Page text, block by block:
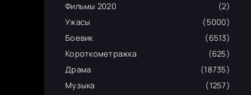
Фильмы 2020
(2)
Ужасы
(5000)
Боевик
(6513)
Короткометражка
(625)
Драма
(18735)
Музыка
(1257)